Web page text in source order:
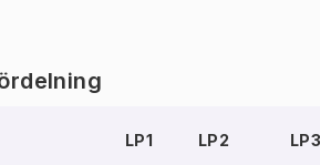
LP1 LP2